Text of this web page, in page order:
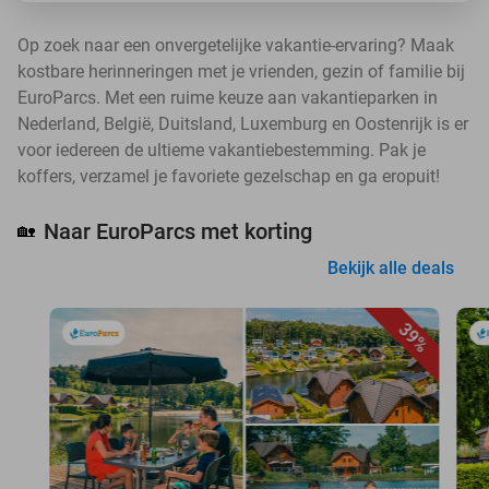
Op zoek naar een onvergetelijke vakantie-ervaring? Maak
kostbare herinneringen met je vrienden, gezin of familie bij
EuroParcs. Met een ruime keuze aan vakantieparken in
Nederland, België, Duitsland, Luxemburg en Oostenrijk is er
voor iedereen de ultieme vakantiebestemming. Pak je
koffers, verzamel je favoriete gezelschap en ga eropuit!
🏡 Naar EuroParcs met korting
Bekijk alle deals
39%